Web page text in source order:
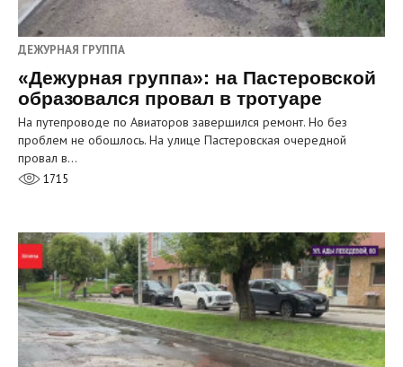
ДЕЖУРНАЯ ГРУППА
«Дежурная группа»: на Пастеровской
образовался провал в тротуаре
На путепроводе по Авиаторов завершился ремонт. Но без
проблем не обошлось. На улице Пастеровская очередной
провал в…
1715